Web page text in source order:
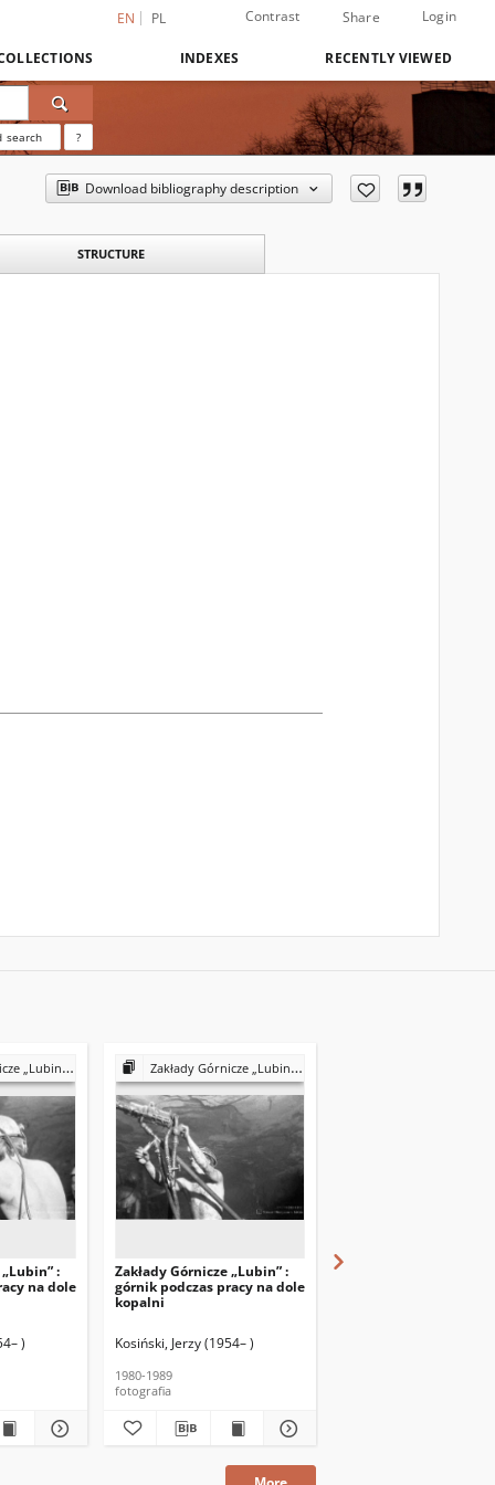
EN PL Contrast Share Login
INDEXES RECENTLY VIEWED
search ?
Download bibliography description
STRUCTURE
podczas pracy
:
na dole
)
Zakłady Górnicze „Lubin” : górnicy podczas pracy
Zakłady Górnicze „Lubin” :
górnik podczas pracy na dole
kopalni
Kosiński, Jerzy (1954– )
1980-1989
fotografia